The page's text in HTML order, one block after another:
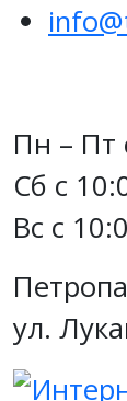
Пн – Пт
Сб с
Вс с
ул.